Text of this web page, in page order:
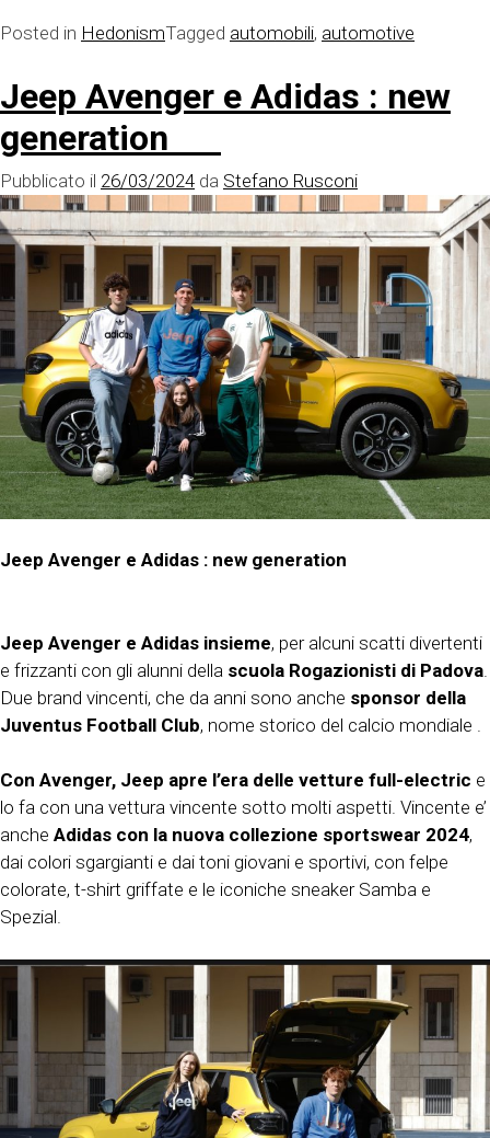
Posted in HedonismTagged automobili, automotive
Jeep Avenger e Adidas : new
generation
Pubblicato il 26/03/2024 da Stefano Rusconi
Jeep Avenger e Adidas : new generation
Jeep Avenger e Adidas insieme, per alcuni scatti divertenti
e frizzanti con gli alunni della scuola Rogazionisti di Padova
Due brand vincenti, che da anni sono anche sponsor della
Juventus Football Club, nome storico del calcio mondiale .
Con Avenger, Jeep apre l’era delle vetture full-electric e
lo fa con una vettura vincente sotto molti aspetti. Vincente e’
anche Adidas con la nuova collezione sportswear 2024,
dai colori sgargianti e dai toni giovani e sportivi, con felpe
colorate, t-shirt griffate e le iconiche sneaker Samba e
Spezial.